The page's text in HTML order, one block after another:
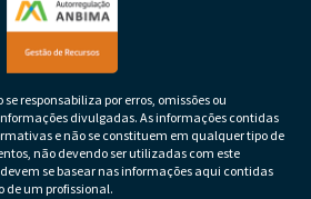
responsabiliza por erros, omissões ou
divulgadas. As informações contidas
e não se constituem em qualquer tipo de
não devendo ser utilizadas com este
se basear nas informações aqui contidas
de um profissional.